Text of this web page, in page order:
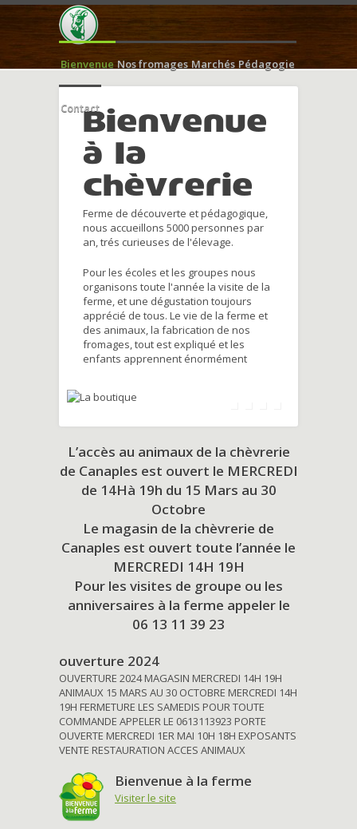
Bienvenue Nos fromages Marchés Pédagogie
ContactBienvenue
à la
chèvrerie
Ferme de découverte et pédagogique,
nous accueillons 5000 personnes par
an, trés curieuses de l'élevage.
Pour les écoles et les groupes nous
organisons toute l'année la visite de la
ferme, et une dégustation toujours
apprécié de tous. Le vie de la ferme et
des animaux, la fabrication de nos
fromages, tout est expliqué et les
enfants apprennent énormément
L’accès au animaux de la chèvrerie
de Canaples est ouvert le MERCREDI
de 14Hà 19h du 15 Mars au 30
Octobre
Le magasin de la chèvrerie de
Canaples est ouvert toute l’année le
MERCREDI 14H 19H
Pour les visites de groupe ou les
anniversaires à la ferme appeler le
06 13 11 39 23
ouverture 2024
OUVERTURE 2024 MAGASIN MERCREDI 14H 19H
ANIMAUX 15 MARS AU 30 OCTOBRE MERCREDI 14H
19H FERMETURE LES SAMEDIS POUR TOUTE
COMMANDE APPELER LE 0613113923 PORTE
OUVERTE MERCREDI 1ER MAI 10H 18H EXPOSANTS
VENTE RESTAURATION ACCES ANIMAUX
Bienvenue à la ferme
Visiter le site